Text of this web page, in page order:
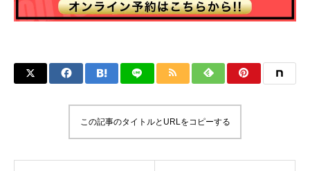
この記事のタイトルとURLをコピーする